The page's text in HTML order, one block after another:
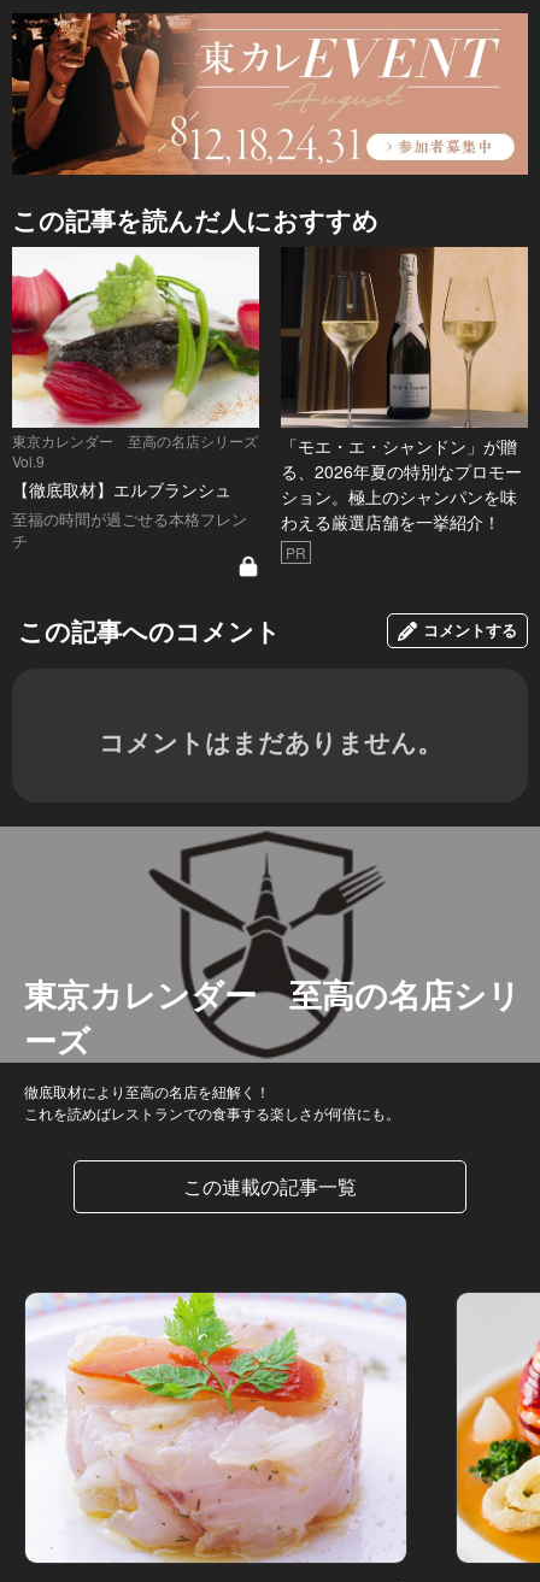
この記事を読んだ人におすすめ
東京カレンダー 至高の名店シリーズ
Vol.9
【徹底取材】エルブランシュ
至福の時間が過ごせる本格フレン
チ
「モエ・エ・シャンドン」が贈
る、2026年夏の特別なプロモー
ション。極上のシャンパンを味
わえる厳選店舗を一挙紹介！
PR
この記事へのコメント コメントする
コメントはまだありません。
東京カレンダー 至高の名店シリ
ーズ
徹底取材により至高の名店を紐解く！
これを読めばレストランでの食事する楽しさが何倍にも。
この連載の記事一覧